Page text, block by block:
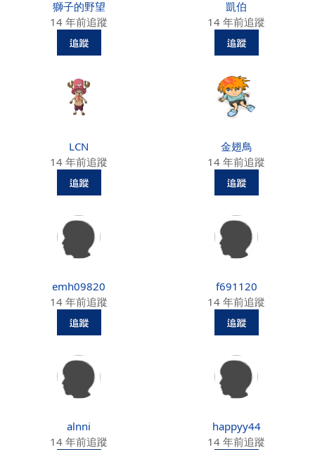
獅子的野望
14 年前追蹤
凱伯
14 年前追蹤
LCN
14 年前追蹤
金翅鳥
14 年前追蹤
emh09820
14 年前追蹤
f691120
14 年前追蹤
alnni
14 年前追蹤
happyy44
14 年前追蹤